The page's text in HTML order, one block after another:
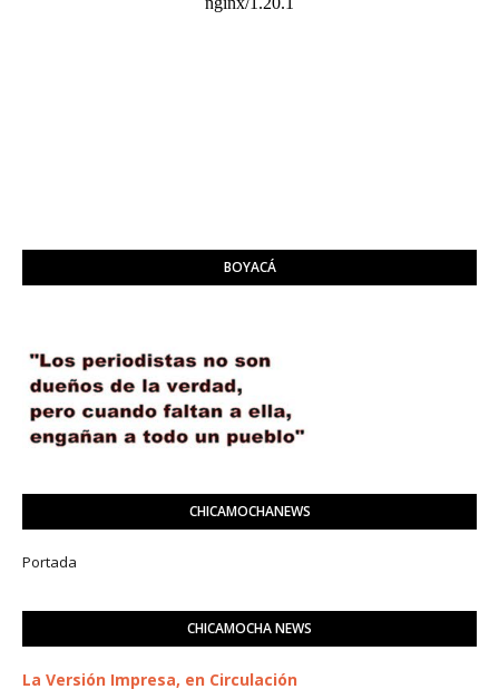
BOYACÁ
CHICAMOCHANEWS
Portada
CHICAMOCHA NEWS
La Versión Impresa, en Circulación